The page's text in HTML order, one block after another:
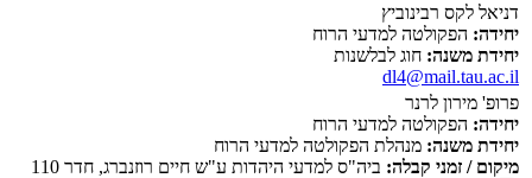
דניאל לקס רבינוביץ
יחידה: הפקולטה למדעי הרוח
יחידת משנה: חוג לבלשנות
dl4@mail.tau.ac.il
פרופ' מירון לרנר
יחידה: הפקולטה למדעי הרוח
יחידת משנה: מנהלת הפקולטה למדעי הרוח
מיקום / זמני קבלה: ביה"ס למדעי היהדות ע"ש חיים רוזנברג, חדר 110